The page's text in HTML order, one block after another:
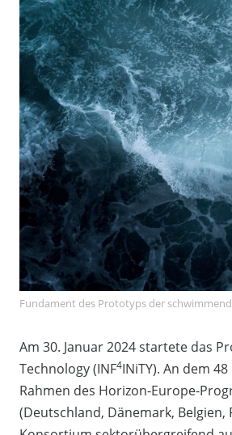
Fundament des Prototyps der
Am 30. Januar 2024 startete das
Technology (INF4INiTY). An dem
Rahmen des Horizon-Europe-
(Deutschland, Dänemark,